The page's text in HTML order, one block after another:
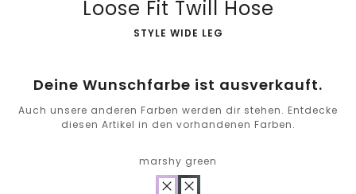
Loose Fit Twill Hose
-
STYLE WIDE LEG
Deine Wunschfarbe ist ausverkauft.
Auch unsere anderen Farben werden dir stehen. Entdecke
diesen Artikel in den vorhandenen Farben.
marshy green